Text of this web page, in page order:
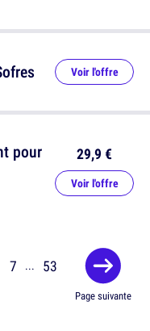
Voir l'offre
pour
29,9 €
Voir l'offre
7 ... 53
Page suivante